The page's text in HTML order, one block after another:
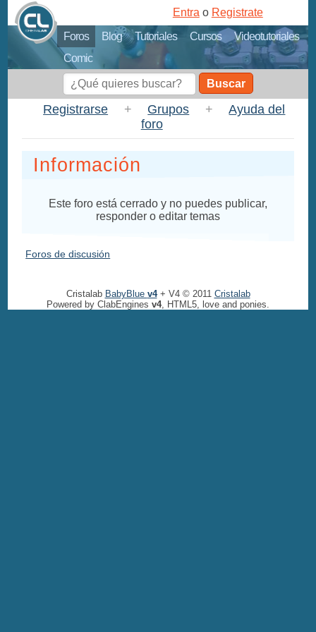
Foros Blog Tutoriales Cursos
Videotutoriales
Comic
Entra o Registrate
Buscar
Registrarse + Grupos +
Ayuda del
foro
Información
Este foro está cerrado y no puedes publicar,
responder o editar temas
Foros de discusión
Cristalab BabyBlue v4+ V4 © 2011 Cristalab
Powered by ClabEngines v4, HTML5, love and ponies.